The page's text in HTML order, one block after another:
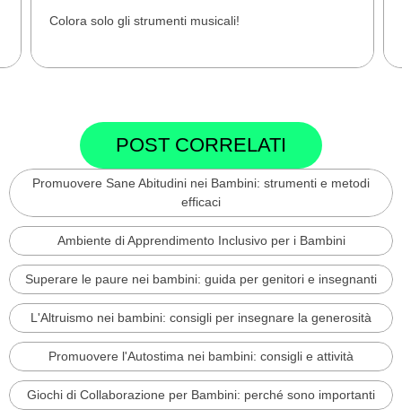
Colora solo gli strumenti musicali!
POST CORRELATI
Promuovere Sane Abitudini nei Bambini: strumenti e metodi
efficaci
Ambiente di Apprendimento Inclusivo per i Bambini
Superare le paure nei bambini: guida per genitori e insegnanti
L'Altruismo nei bambini: consigli per insegnare la generosità
Promuovere l'Autostima nei bambini: consigli e attività
Giochi di Collaborazione per Bambini: perché sono importanti